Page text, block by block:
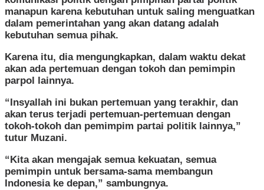
manapun karena kebutuhan untuk saling menguatkan
dalam pemerintahan yang akan datang adalah
kebutuhan semua pihak.
Karena itu, dia mengungkapkan, dalam waktu dekat
akan ada pertemuan dengan tokoh dan pemimpin
parpol lainnya.
“Insyallah ini bukan pertemuan yang terakhir, dan
akan terus terjadi pertemuan-pertemuan dengan
tokoh-tokoh dan pemimpim partai politik lainnya,”
tutur Muzani.
“Kita akan mengajak semua kekuatan, semua
pemimpin untuk bersama-sama membangun
Indonesia ke depan,” sambungnya.